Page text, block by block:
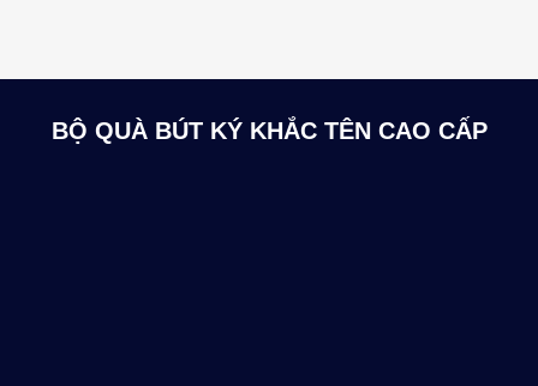
BỘ QUÀ BÚT KÝ KHẮC TÊN CAO CẤP